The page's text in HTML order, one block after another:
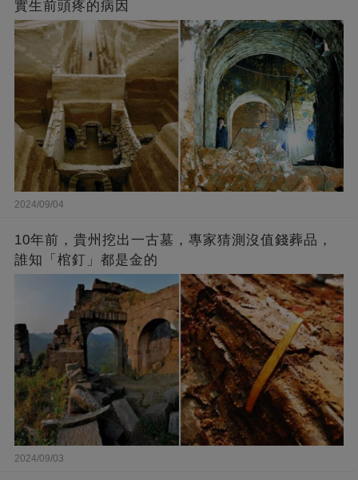
實生前頭疼的病因
2024/09/04
10年前，貴州挖出一古墓，專家猜測沒值錢葬品，
誰知「棺釘」都是金的
2024/09/03